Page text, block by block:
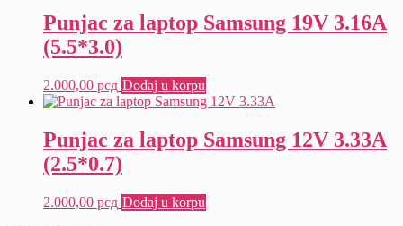
Punjac za laptop Samsung 19V 3.16A
(5.5*3.0)
2.000,00 рсд Dodaj u korpu
Punjac za laptop Samsung 12V 3.33A
(2.5*0.7)
2.000,00 рсд Dodaj u korpu